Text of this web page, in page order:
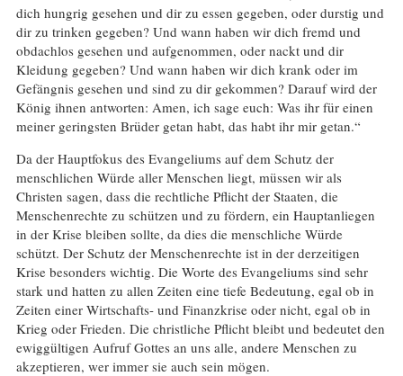
dich hungrig gesehen und dir zu essen gegeben, oder durstig und
dir zu trinken gegeben? Und wann haben wir dich fremd und
obdachlos gesehen und aufgenommen, oder nackt und dir
Kleidung gegeben? Und wann haben wir dich krank oder im
Gefängnis gesehen und sind zu dir gekommen? Darauf wird der
König ihnen antworten: Amen, ich sage euch: Was ihr für einen
meiner geringsten Brüder getan habt, das habt ihr mir getan.“
Da der Hauptfokus des Evangeliums auf dem Schutz der
menschlichen Würde aller Menschen liegt, müssen wir als
Christen sagen, dass die rechtliche Pflicht der Staaten, die
Menschenrechte zu schützen und zu fördern, ein Hauptanliegen
in der Krise bleiben sollte, da dies die menschliche Würde
schützt. Der Schutz der Menschenrechte ist in der derzeitigen
Krise besonders wichtig. Die Worte des Evangeliums sind sehr
stark und hatten zu allen Zeiten eine tiefe Bedeutung, egal ob in
Zeiten einer Wirtschafts- und Finanzkrise oder nicht, egal ob in
Krieg oder Frieden. Die christliche Pflicht bleibt und bedeutet den
ewiggültigen Aufruf Gottes an uns alle, andere Menschen zu
akzeptieren, wer immer sie auch sein mögen.